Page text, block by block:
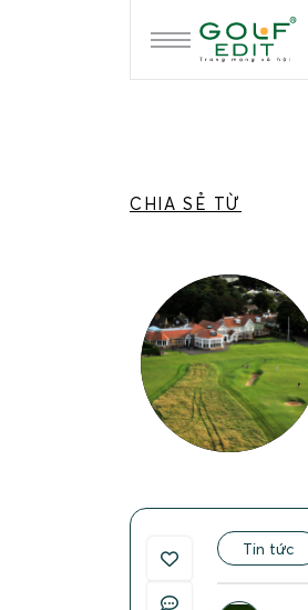
CHIA SẺ TỪ
Tin tức